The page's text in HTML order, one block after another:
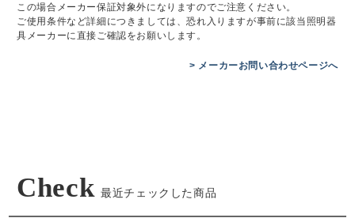
この場合メーカー保証対象外になりますのでご注意ください。
ご使用条件など詳細につきましては、恐れ入りますが事前に該当照明器
具メーカーに直接ご確認をお願いします。
> メーカーお問い合わせページへ
Check 最近チェックした商品